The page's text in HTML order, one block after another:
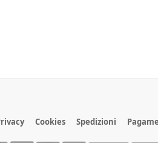
Cookies Spedizioni